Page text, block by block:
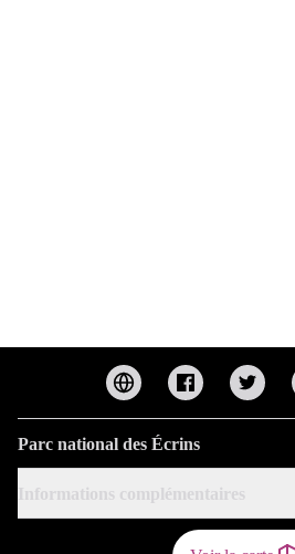
Parc national des Écrins
Informations complémentaires